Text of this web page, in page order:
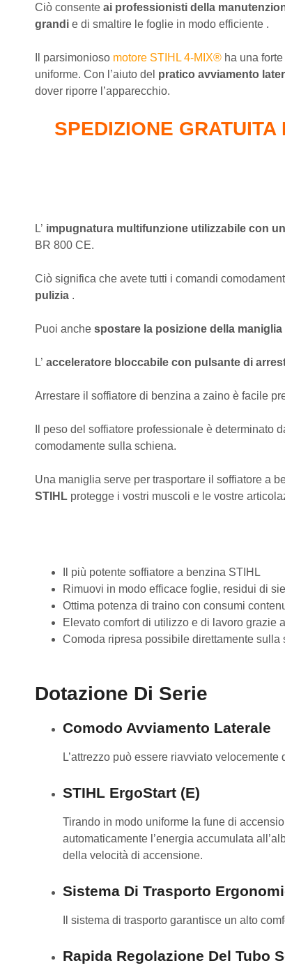
Ciò consente ai professionisti della
grandi e di smaltire le foglie in modo efficiente .
Il parsimonioso motore STIHL 4-MIX® ha una
uniforme. Con l’aiuto del pratico avviamento
dover riporre l’apparecchio.
SPEDIZIONE
L’ impugnatura multifunzione utilizzabile con
BR 800 CE.
Ciò significa che avete tutti i comandi
pulizia .
Puoi anche spostare la posizione della maniglia
L’ acceleratore bloccabile con pulsante di
Arrestare il soffiatore di benzina a zaino è facile
Il peso del soffiatore professionale è determinato
comodamente sulla schiena.
Una maniglia serve per trasportare il soffiatore a
STIHL protegge i vostri muscoli e le vostre
Il più potente soffiatore a benzina STIHL
Rimuovi in ​​modo efficace foglie, residui di
Ottima potenza di traino con consumi
Elevato comfort di utilizzo e di lavoro grazie
Comoda ripresa possibile direttamente
Dotazione Di Serie
Comodo Avviamento Laterale
L’attrezzo può essere riavviato
STIHL ErgoStart (E)
Tirando in modo uniforme la fune di
automaticamente l’energia accumulata
della velocità di accensione.
Sistema Di Trasporto
Il sistema di trasporto garantisce un alto
Rapida Regolazione Del Tubo